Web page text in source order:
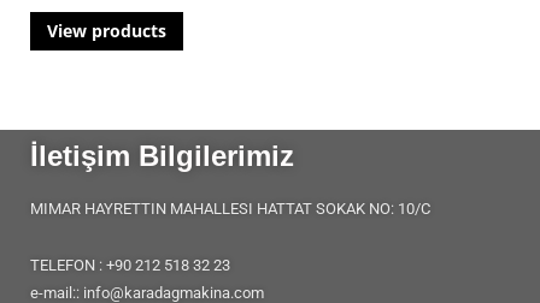
View products
İletişim Bilgilerimiz
MIMAR HAYRETTIN MAHALLESI HATTAT SOKAK NO: 10/C
TELEFON : +90 212 518 32 23
e-mail:: info@karadagmakina.com